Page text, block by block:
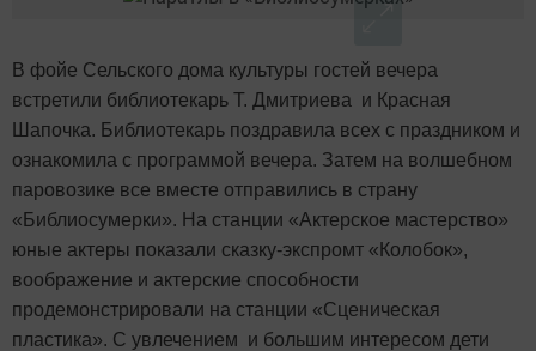
В фойе Сельского дома культуры гостей вечера
встретили библиотекарь Т. Дмитриева и Красная
Шапочка. Библиотекарь поздравила всех с праздником и
ознакомила с программой вечера. Затем на волшебном
паровозике все вместе отправились в страну
«Библиосумерки». На станции «Актерское мастерство»
юные актеры показали сказку-экспромт «Колобок»,
воображение и актерские способности
продемонстрировали на станции «Сценическая
пластика». С увлечением и большим интересом дети